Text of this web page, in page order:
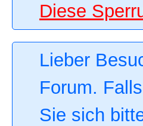
Diese
Lieber
Forum.
Sie sich